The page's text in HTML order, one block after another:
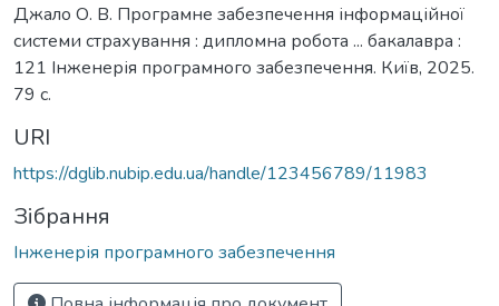
Джало О. В. Програмне забезпечення інформаційної
системи страхування : дипломна робота ... бакалавра :
121 Інженерія програмного забезпечення. Київ, 2025.
79 с.
URI
https://dglib.nubip.edu.ua/handle/123456789/11983
Зібрання
Інженерія програмного забезпечення